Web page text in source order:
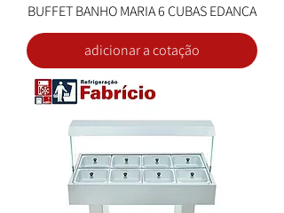
BUFFET BANHO MARIA 6 CUBAS EDANCA
adicionar a cotação